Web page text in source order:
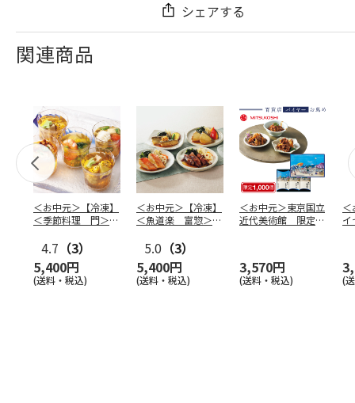
シェアする
関連商品
＜お中元＞【冷凍】
＜季節料理 門＞京
4.7 （3）
5,400円
(送料・税込)
＜お中元＞【冷凍】
＜魚道楽 富惣＞レ
煮魚…
5.0 （3）
5,400円
(送料・税込)
＜お中元＞東京国立
近代美術館 限定ギ
3,570円
(送料・税込)
＜
(